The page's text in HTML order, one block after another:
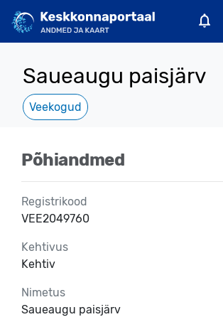
Saueaugu paisjärv
Veekogud
Põhiandmed
Registrikood
VEE2049760
Kehtivus
Kehtiv
Nimetus
Saueaugu paisjärv